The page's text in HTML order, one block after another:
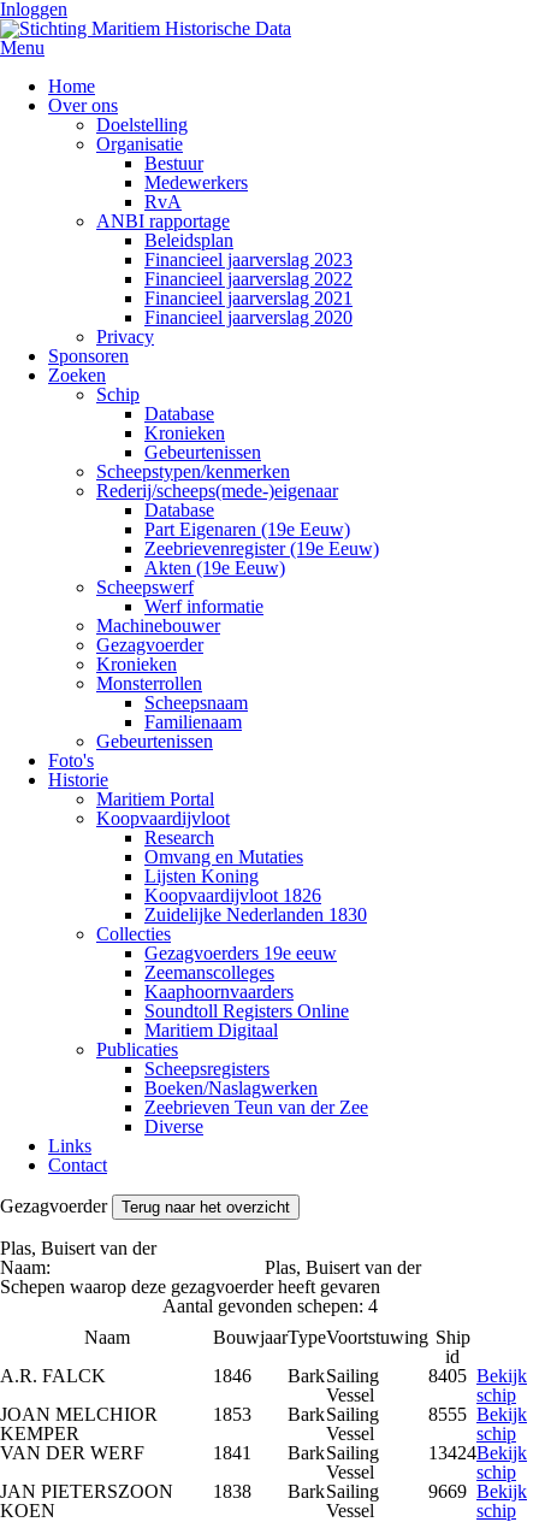
Inloggen
Menu
Home
Over ons
Doelstelling
Organisatie
Bestuur
Medewerkers
RvA
ANBI rapportage
Beleidsplan
Financieel jaarverslag 2023
Financieel jaarverslag 2022
Financieel jaarverslag 2021
Financieel jaarverslag 2020
Privacy
Sponsoren
Zoeken
Schip
Database
Kronieken
Gebeurtenissen
Scheepstypen/kenmerken
Rederij/scheeps(mede-)eigenaar
Database
Part Eigenaren (19e Eeuw)
Zeebrievenregister (19e Eeuw)
Akten (19e Eeuw)
Scheepswerf
Werf informatie
Machinebouwer
Gezagvoerder
Kronieken
Monsterrollen
Scheepsnaam
Familienaam
Gebeurtenissen
Foto's
Historie
Maritiem Portal
Koopvaardijvloot
Research
Omvang en Mutaties
Lijsten Koning
Koopvaardijvloot 1826
Zuidelijke Nederlanden 1830
Collecties
Gezagvoerders 19e eeuw
Zeemanscolleges
Kaaphoornvaarders
Soundtoll Registers Online
Maritiem Digitaal
Publicaties
Scheepsregisters
Boeken/Naslagwerken
Zeebrieven Teun van der Zee
Diverse
Links
Contact
Gezagvoerder
Terug naar het overzicht
Plas, Buisert van der
Naam:
Plas, Buisert van der
Schepen waarop deze gezagvoerder heeft gevaren
Aantal gevonden schepen: 4
Naam
BouwjaarTypeVoortstuwing Ship
id
A.R. FALCK
1846 BarkSailing
Vessel
8405 Bekijk
schip
JOAN MELCHIOR
KEMPER
1853 BarkSailing
Vessel
8555 Bekijk
schip
VAN DER WERF
1841 BarkSailing
Vessel
13424Bekijk
schip
JAN PIETERSZOON
KOEN
1838 BarkSailing
Vessel
9669 Bekijk
schip